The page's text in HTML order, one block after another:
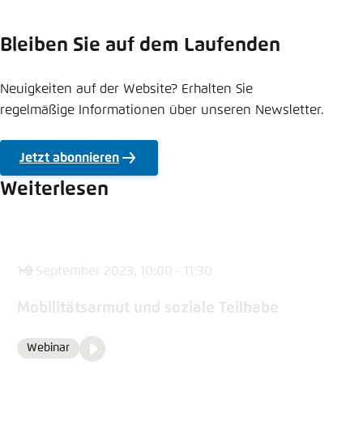
Bleiben Sie auf dem Laufenden
Neuigkeiten auf der Website? Erhalten Sie
regelmäßige Informationen über unseren Newsletter.
Jetzt abonnieren
Weiterlesen
14. September 2023, 10:00 - 11:30
Mobilitätsarmut und soziale Teilhabe
Format
Webinar
Media
Video